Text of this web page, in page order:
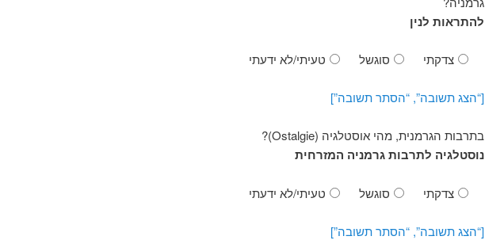
להתראות לנין
צדקתי סוגשל טעיתי/לא ידעתי
[“הצג תשובה”, “הסתר תשובה”]
בתרבות הגרמנית, מהי אוסטלגיה (Ostalgie)?
נוסטלגיה לתרבות גרמניה המזרחית
צדקתי סוגשל טעיתי/לא ידעתי
[“הצג תשובה”, “הסתר תשובה”]